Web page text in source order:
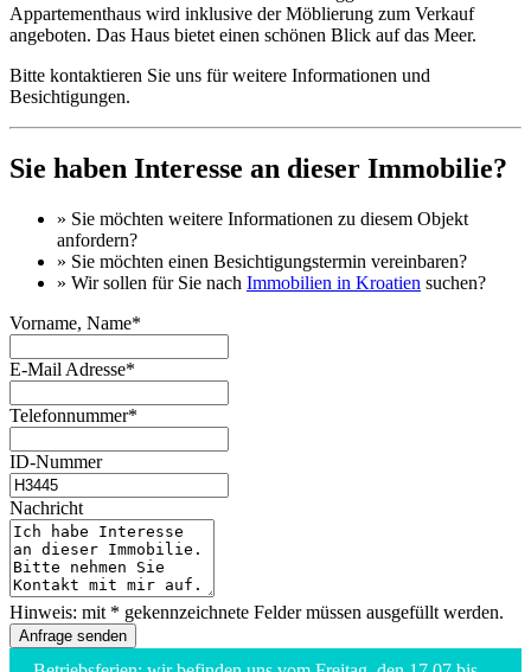
Appartementhaus wird inklusive der Möblierung zum Verkauf
angeboten. Das Haus bietet einen schönen Blick auf das Meer.
Bitte kontaktieren Sie uns für weitere Informationen und
Besichtigungen.
Sie haben Interesse an dieser Immobilie?
» Sie möchten weitere Informationen zu diesem Objekt
anfordern?
» Sie möchten einen Besichtigungstermin vereinbaren?
» Wir sollen für Sie nach Immobilien in Kroatien suchen?
Vorname, Name*
E-Mail Adresse*
Telefonnummer*
ID-Nummer
Nachricht
Hinweis: mit * gekennzeichnete Felder müssen ausgefüllt werden.